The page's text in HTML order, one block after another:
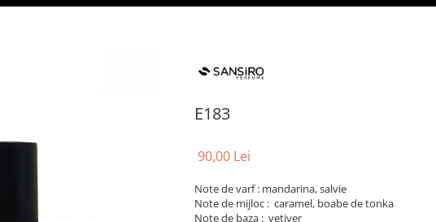
E183
90,00 Lei
Note de varf : mandarina, salvie
Note de mijloc : caramel, boabe de tonka
Note de baza : vetiver